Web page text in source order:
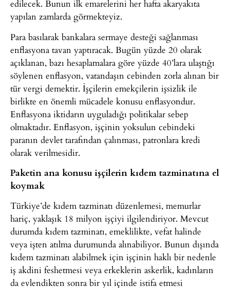
edilecek. Bunun ilk emarelerini her hafta akaryakıta
yapılan zamlarda görmekteyiz.
Para basılarak bankalara sermaye desteği sağlanması
enflasyona tavan yaptıracak. Bugün yüzde 20 olarak
açıklanan, bazı hesaplamalara göre yüzde 40’lara ulaştığı
söylenen enflasyon, vatandaşın cebinden zorla alınan bir
tür vergi demektir. İşçilerin emekçilerin işsizlik ile
birlikte en önemli mücadele konusu enflasyondur.
Enflasyona iktidarın uyguladığı politikalar sebep
olmaktadır. Enflasyon, işçinin yoksulun cebindeki
paranın devlet tarafından çalınması, patronlara kredi
olarak verilmesidir.
Paketin ana konusu işçilerin kıdem tazminatına el
koymak
Türkiye’de kıdem tazminatı düzenlemesi, memurlar
hariç, yaklaşık 18 milyon işçiyi ilgilendiriyor. Mevcut
durumda kıdem tazminatı, emeklilikte, vefat halinde
veya işten atılma durumunda alınabiliyor. Bunun dışında
kıdem tazminatı alabilmek için işçinin haklı bir nedenle
iş akdini feshetmesi veya erkeklerin askerlik, kadınların
da evlendikten sonra bir yıl içinde istifa etmesi